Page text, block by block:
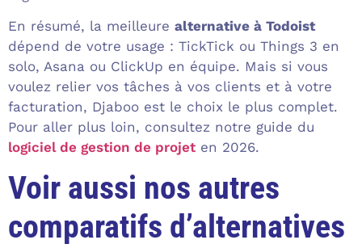
En résumé, la meilleure alternative à Todoist
dépend de votre usage : TickTick ou Things 3 en
solo, Asana ou ClickUp en équipe. Mais si vous
voulez relier vos tâches à vos clients et à votre
facturation, Djaboo est le choix le plus complet.
Pour aller plus loin, consultez notre guide du
logiciel de gestion de projet en 2026.
Voir aussi nos autres
comparatifs d’alternatives